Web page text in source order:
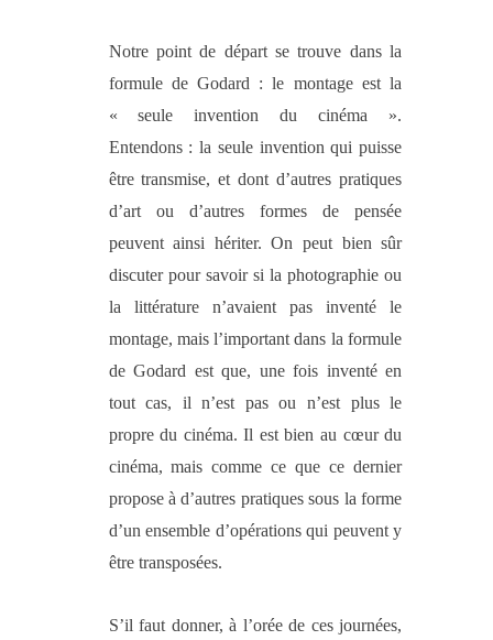
Notre point de départ se trouve dans la
formule de Godard : le montage est la
« seule invention du cinéma ».
Entendons : la seule invention qui puisse
être transmise, et dont d’autres pratiques
d’art ou d’autres formes de pensée
peuvent ainsi hériter. On peut bien sûr
discuter pour savoir si la photographie ou
la littérature n’avaient pas inventé le
montage, mais l’important dans la formule
de Godard est que, une fois inventé en
tout cas, il n’est pas ou n’est plus le
propre du cinéma. Il est bien au cœur du
cinéma, mais comme ce que ce dernier
propose à d’autres pratiques sous la forme
d’un ensemble d’opérations qui peuvent y
être transposées.
S’il faut donner, à l’orée de ces journées,